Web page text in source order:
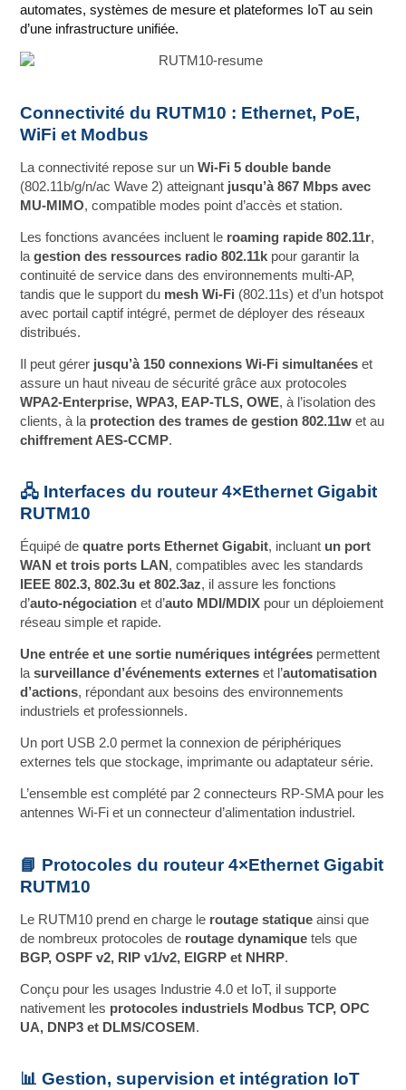
automates, systèmes de mesure et plateformes IoT au sein
d’une infrastructure unifiée.
Connectivité du RUTM10 : Ethernet, PoE,
WiFi et Modbus
La connectivité repose sur unWi‑Fi 5 double bande
(802.11b/g/n/ac Wave 2) atteignant jusqu’à 867 Mbps avec
MU‑MIMO, compatible modes point d’accès et station.
Les fonctions avancées incluent le roaming rapide 802.11r,
lagestion des ressources radio 802.11k pour garantir la
continuité de service dans des environnements multi‑AP,
tandis que le support du mesh Wi‑Fi (802.11s) et d’un hotspot
avec portail captif intégré, permet de déployer des réseaux
distribués.
Il peut gérer jusqu’à 150 connexions Wi‑Fi simultanées et
assure un haut niveau de sécurité grâce aux protocoles
WPA2‑Enterprise, WPA3, EAP‑TLS, OWE, à l’isolation des
clients, à la protection des trames de gestion 802.11w et au
chiffrement AES‑CCMP.
🖧 Interfaces du routeur 4×Ethernet Gigabit
RUTM10
Équipé dequatre ports Ethernet Gigabit, incluant un port
WAN et trois ports LAN , compatibles avec les standards
IEEE 802.3, 802.3u et 802.3az, il assure les fonctions
d’auto‑négociation et d’auto MDI/MDIX pour un déploiement
réseau simple et rapide.
Une entrée et une sortie numériques intégrées permettent
lasurveillance d’événements externes et l’automatisation
d’actions, répondant aux besoins des environnements
industriels et professionnels.
Un port USB 2.0 permet la connexion de périphériques
externes tels que stockage, imprimante ou adaptateur série.
L’ensemble est complété par 2 connecteurs RP‑SMA pour les
antennes Wi‑Fi et un connecteur d’alimentation industriel.
📘 Protocoles du routeur 4×Ethernet Gigabit
RUTM10
Le RUTM10 prend en charge le routage statique ainsi que
de nombreux protocoles de routage dynamique tels que
BGP, OSPF v2, RIP v1/v2, EIGRP et NHRP.
Conçu pour les usages Industrie 4.0 et IoT, il supporte
nativement les protocoles industriels Modbus TCP, OPC
UA, DNP3 et DLMS/COSEM.
📊 Gestion, supervision et intégration IoT